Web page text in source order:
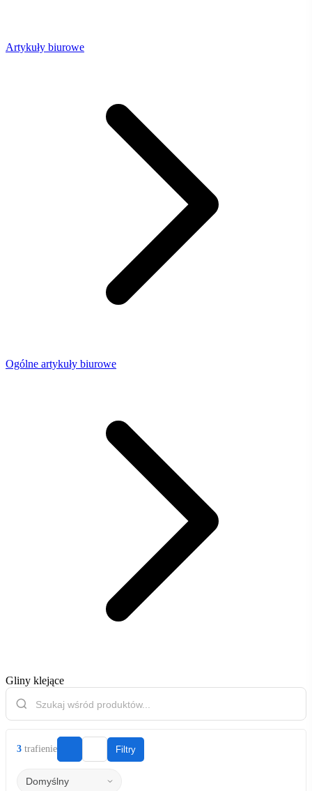
Artykuły biurowe
Ogólne artykuły biurowe
Gliny klejące
3 trafienie Filtry